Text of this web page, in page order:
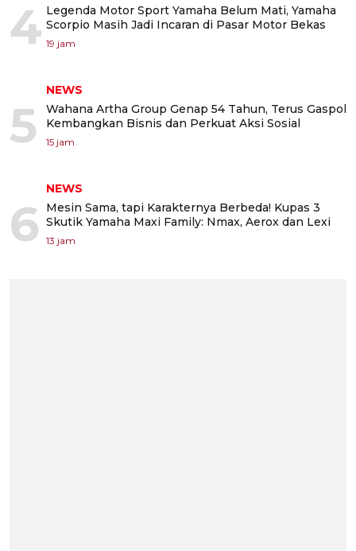
4 Legenda Motor Sport Yamaha Belum Mati, Yamaha
Scorpio Masih Jadi Incaran di Pasar Motor Bekas
19 jam
5
NEWS
Wahana Artha Group Genap 54 Tahun, Terus Gaspol
Kembangkan Bisnis dan Perkuat Aksi Sosial
15 jam
6
NEWS
Mesin Sama, tapi Karakternya Berbeda! Kupas 3
Skutik Yamaha Maxi Family: Nmax, Aerox dan Lexi
13 jam